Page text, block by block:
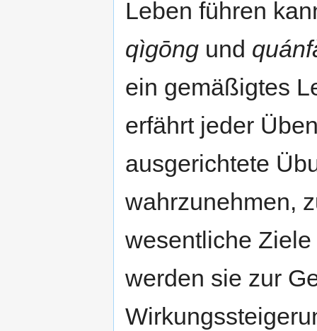
Leben führen
qìgōng und
ein gemäßigtes
erfährt jeder
ausgerichtete
wahrzunehmen,
wesentliche
werden sie zur